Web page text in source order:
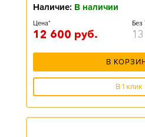
Наличие: В наличии
Цена*
12 600 руб.
Без
В
В 1 клик